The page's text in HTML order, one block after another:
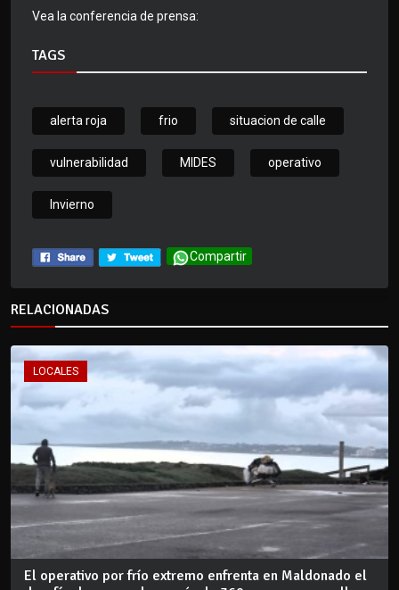
Vea la conferencia de prensa:
TAGS
alerta roja frio situacion de calle
vulnerabilidad MIDES operativo
Invierno
Compartir
RELACIONADAS
LOCALES
El operativo por frío extremo enfrenta en Maldonado el